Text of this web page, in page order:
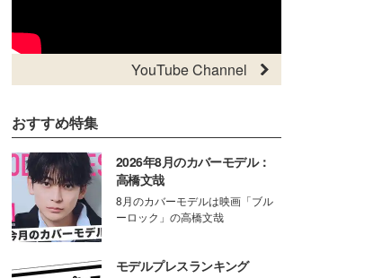
YouTube Channel
おすすめ特集
2026年8月のカバーモデル：
高橋文哉
8月のカバーモデルは映画「ブル
ーロック」の高橋文哉
モデルプレスランキング